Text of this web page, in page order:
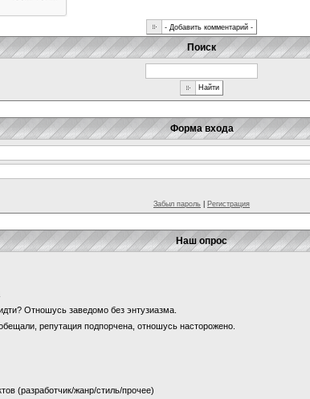
Поиск
Форма входа
Забыл пароль Регистрация
Наш опрос
Отношусь заведомо без энтузиазма.
репутация подпорчена, отношусь насторожено.
(разработчик/жанр/стиль/прочее)